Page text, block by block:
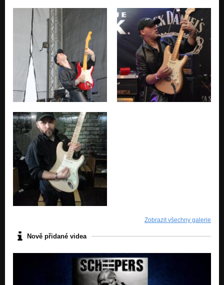
Zobrazit všechny galerie
Nově přidané videa